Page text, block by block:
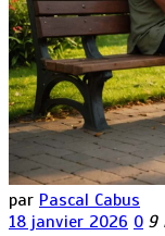
par Pascal Cabus
18 janvier 2026 0 9